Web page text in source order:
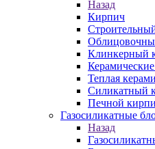
Назад
Кирпич
Клинкерный
Теплая
Силикатный
Печной
Газосиликатные
Назад